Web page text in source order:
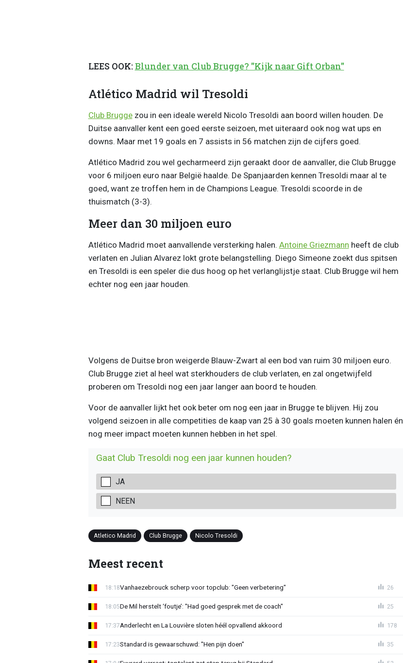
LEES OOK:Blunder van Club Brugge? "Kijk naar Gift Orban"
Atlético Madrid wil Tresoldi
Club Bruggezou in een ideale wereld Nicolo Tresoldi aan boord willen houden. De
Duitse aanvaller kent een goed eerste seizoen, met uiteraard ook nog wat ups en
downs. Maar met 19 goals en 7 assists in 56 matchen zijn de cijfers goed.
Atlético Madrid zou wel gecharmeerd zijn geraakt door de aanvaller, die Club Brugge
voor 6 miljoen euro naar België haalde. De Spanjaarden kennen Tresoldi maar al te
goed, want ze troffen hem in de Champions League. Tresoldi scoorde in de
thuismatch (3-3).
Meer dan 30 miljoen euro
Atlético Madrid moet aanvallende versterking halen. Antoine Griezmann heeft de club
verlaten en Julian Alvarez lokt grote belangstelling. Diego Simeone zoekt dus spitsen
en Tresoldi is een speler die dus hoog op het verlanglijstje staat. Club Brugge wil hem
echter nog een jaar houden.
Volgens de Duitse bron weigerde Blauw-Zwart al een bod van ruim 30 miljoen euro.
Club Brugge ziet al heel wat sterkhouders de club verlaten, en zal ongetwijfeld
proberen om Tresoldi nog een jaar langer aan boord te houden.
Voor de aanvaller lijkt het ook beter om nog een jaar in Brugge te blijven. Hij zou
volgend seizoen in alle competities de kaap van 25 à 30 goals moeten kunnen halen én
nog meer impact moeten kunnen hebben in het spel.
Gaat Club Tresoldi nog een jaar kunnen houden?
JA
NEEN
Atletico Madrid Club Brugge Nicolo Tresoldi
Meest recent
Vanhaezebrouck scherp voor topclub: "Geen verbetering"
18:18 26
De Mil herstelt ‘foutje’: "Had goed gesprek met de coach"
18:05 25
Anderlecht en La Louvière sloten héél opvallend akkoord
17:37 178
Standard is gewaarschuwd: "Hen pijn doen"
17:23 35